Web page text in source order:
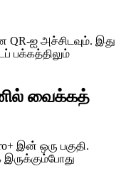
ஐ அச்சிடவும். இது
பக்கத்திலும்
வைக்கத்
இன் ஒரு பகுதி.